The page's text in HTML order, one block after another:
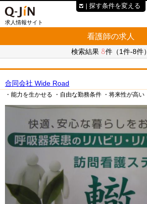
求人情報サイト
看護師の求人
検索結果 8件（1件-8件）
合同会社 Wide Road
・能力を生かせる ・自由な勤務条件 ・将来性が高い
探す条件を変える